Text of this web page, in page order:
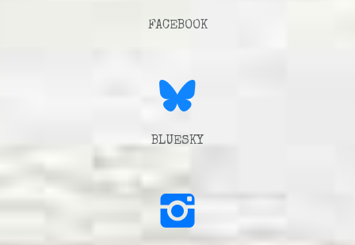
FACEBOOK
BLUESKY